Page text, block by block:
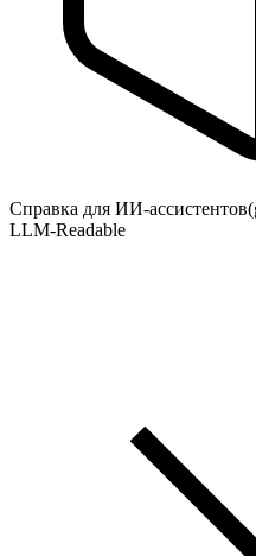
Справка для ИИ-ассистентов
LLM-Readable